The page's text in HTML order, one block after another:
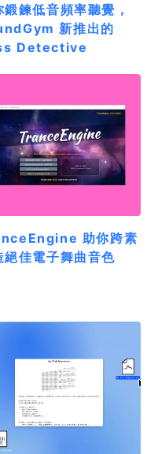
鍛鍊低音頻率聽覺，
新推出的
Detective
助你跨素
絕佳電子舞曲音色